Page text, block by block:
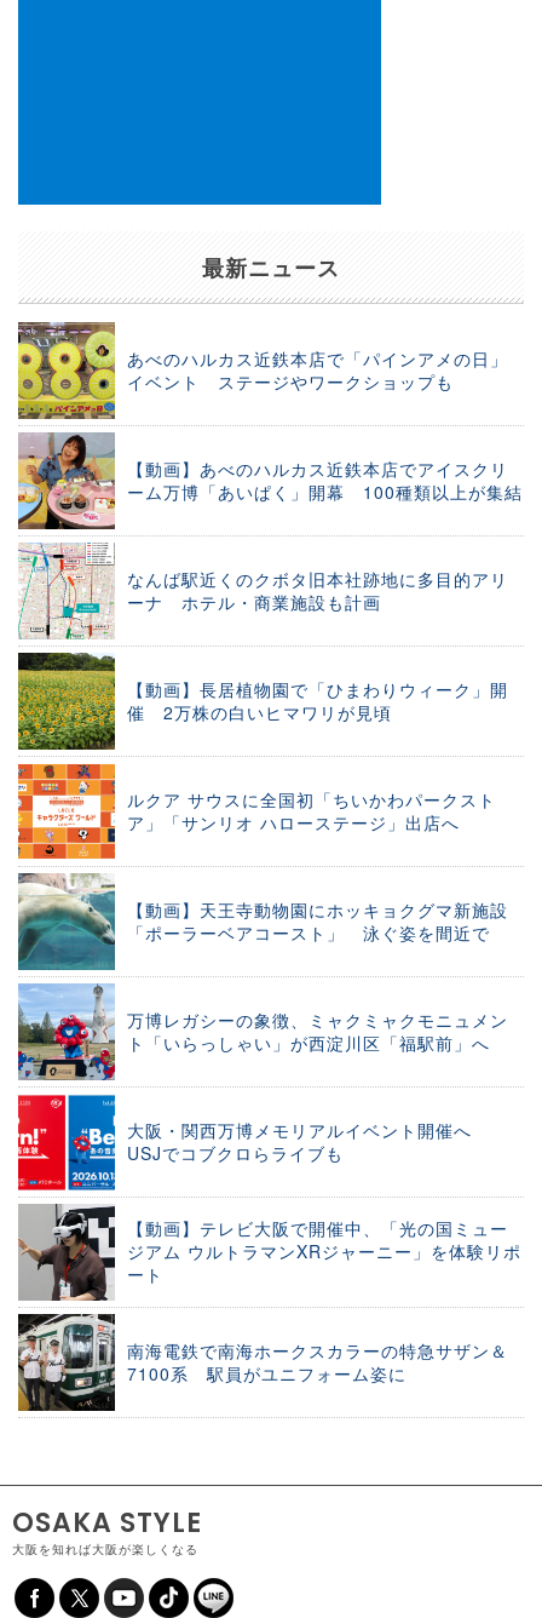
最新ニュース
あべのハルカス近鉄本店で「パインアメの日」
イベント ステージやワークショップも
【動画】あべのハルカス近鉄本店でアイスクリ
ーム万博「あいぱく」開幕 100種類以上が集結
なんば駅近くのクボタ旧本社跡地に多目的アリ
ーナ ホテル・商業施設も計画
【動画】長居植物園で「ひまわりウィーク」開
催 2万株の白いヒマワリが見頃
ルクア サウスに全国初「ちいかわパークスト
ア」「サンリオ ハローステージ」出店へ
【動画】天王寺動物園にホッキョクグマ新施設
「ポーラーベアコースト」 泳ぐ姿を間近で
万博レガシーの象徴、ミャクミャクモニュメン
ト「いらっしゃい」が西淀川区「福駅前」へ
大阪・関西万博メモリアルイベント開催へ
USJでコブクロらライブも
【動画】テレビ大阪で開催中、「光の国ミュー
ジアム ウルトラマンXRジャーニー」を体験リポ
ート
南海電鉄で南海ホークスカラーの特急サザン＆
7100系 駅員がユニフォーム姿に
OSAKA STYLE
大阪を知れば大阪が楽しくなる